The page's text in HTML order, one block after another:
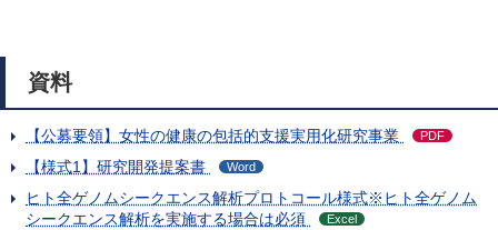
資料
【公募要領】女性の健康の包括的支援実用化研究事業 PDF
【様式1】研究開発提案書 Word
ヒト全ゲノムシークエンス解析プロトコール様式※ヒト全ゲノム
シークエンス解析を実施する場合は必須
Excel